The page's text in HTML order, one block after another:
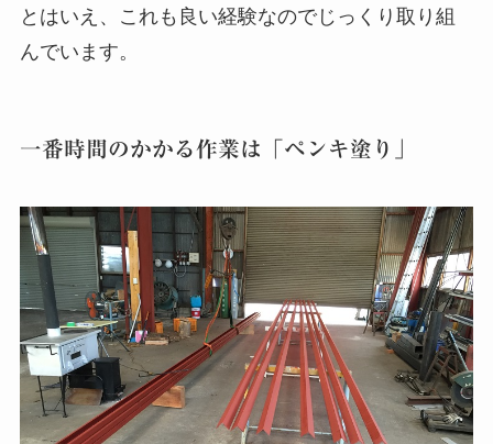
とはいえ、これも良い経験なのでじっくり取り組
んでいます。
一番時間のかかる作業は「ペンキ塗り」